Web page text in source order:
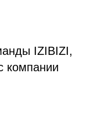
IZIBIZI,
компании